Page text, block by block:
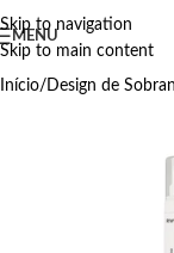
Skip to navigation
Skip to main content
MENU
Início Design de